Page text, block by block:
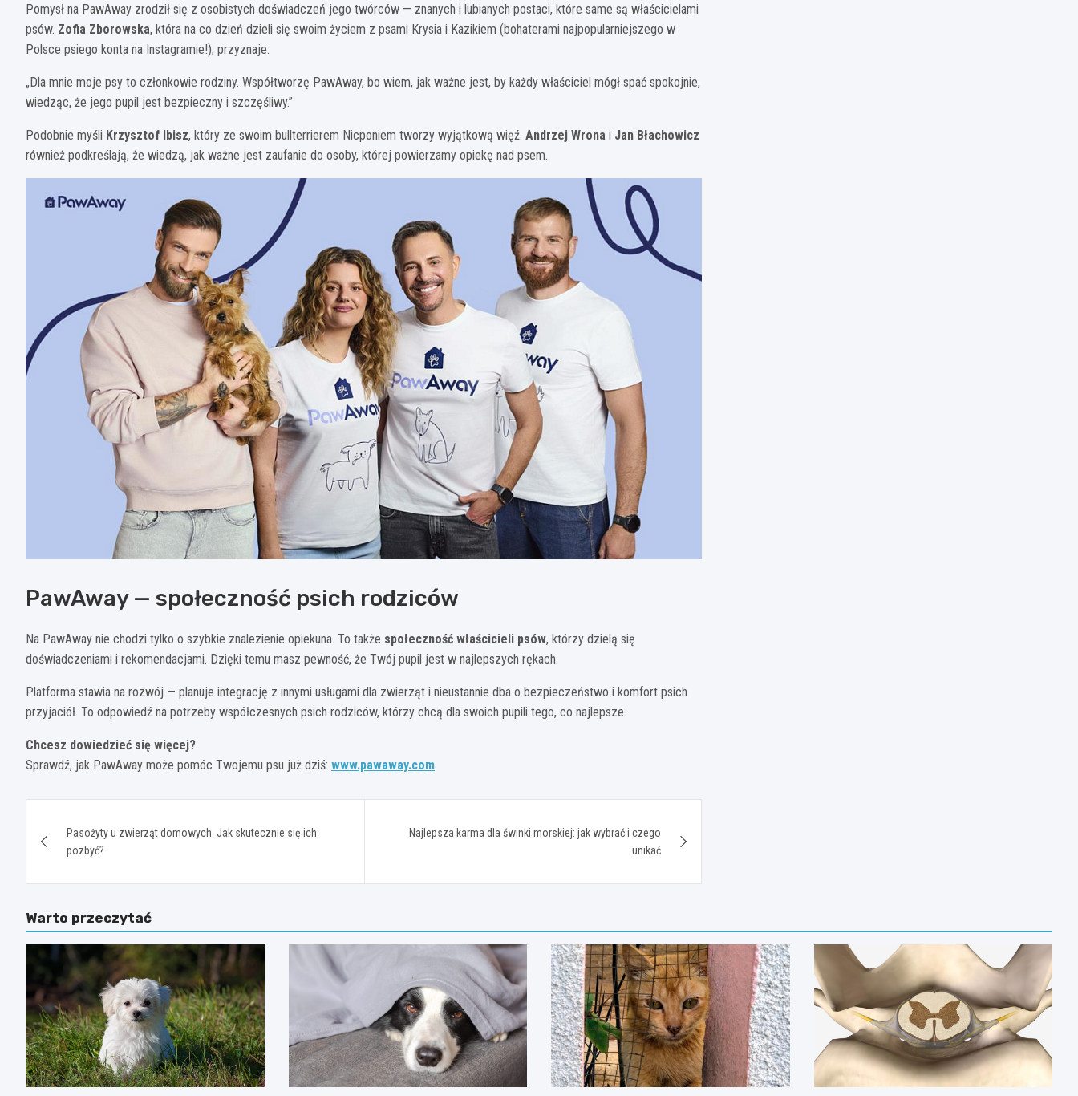
Pomysł na PawAway zrodził się z osobistych doświadczeń jego twórców — znanych i lubianych postaci, które same są właścicielami
psów. Zofia Zborowska, która na co dzień dzieli się swoim życiem z psami Krysia i Kazikiem (bohaterami najpopularniejszego w
Polsce psiego konta na Instagramie!), przyznaje:
„Dla mnie moje psy to członkowie rodziny. Współtworzę PawAway, bo wiem, jak ważne jest, by każdy właściciel mógł spać spokojnie,
wiedząc, że jego pupil jest bezpieczny i szczęśliwy.”
Podobnie myśli Krzysztof Ibisz, który ze swoim bullterrierem Nicponiem tworzy wyjątkową więź. Andrzej Wrona i Jan Błachowicz
również podkreślają, że wiedzą, jak ważne jest zaufanie do osoby, której powierzamy opiekę nad psem.
PawAway — społeczność psich rodziców
Na PawAway nie chodzi tylko o szybkie znalezienie opiekuna. To także społeczność właścicieli psów, którzy dzielą się
doświadczeniami i rekomendacjami. Dzięki temu masz pewność, że Twój pupil jest w najlepszych rękach.
Platforma stawia na rozwój — planuje integrację z innymi usługami dla zwierząt i nieustannie dba o bezpieczeństwo i komfort psich
przyjaciół. To odpowiedź na potrzeby współczesnych psich rodziców, którzy chcą dla swoich pupili tego, co najlepsze.
Chcesz dowiedzieć się więcej?
Sprawdź, jak PawAway może pomóc Twojemu psu już dziś: www.pawaway.com.
wpisuPasożyty u zwierząt domowych. Jak skutecznie się ich
pozbyć?
Najlepsza karma dla świnki morskiej: jak wybrać i czego
unikać
Warto przeczytać